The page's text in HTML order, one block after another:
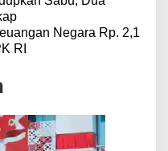
Negara Rp. 2,1
RI